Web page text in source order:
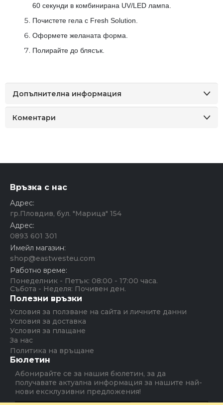
60 секунди в комбинирана UV/LED лампа.
Почистете гела с Fresh Solution.
Оформете желаната форма.
Полирайте до блясък.
Допълнителна информация
Коментари
Връзка с нас
Адрес:
гр.Пловдив, бул. "Марица" 154
Адрес:
0893 601 301
Имейл магазин:
shop@eastwesteu.com
Работно време:
Понеделник - Петък: 08:00 - 17:00 часа.
Събота - Неделя: Почивен ден.
Полезни връзки
Условия за ползване на сайта и личните данни
Условия за доставка
Условия за плащане
За нас
Политика на връщане
Бюлетин
Абонирайте се за нашия бюлетин, за да
получавате актуална информация за нашите най-
нови ексклузивни предложения!